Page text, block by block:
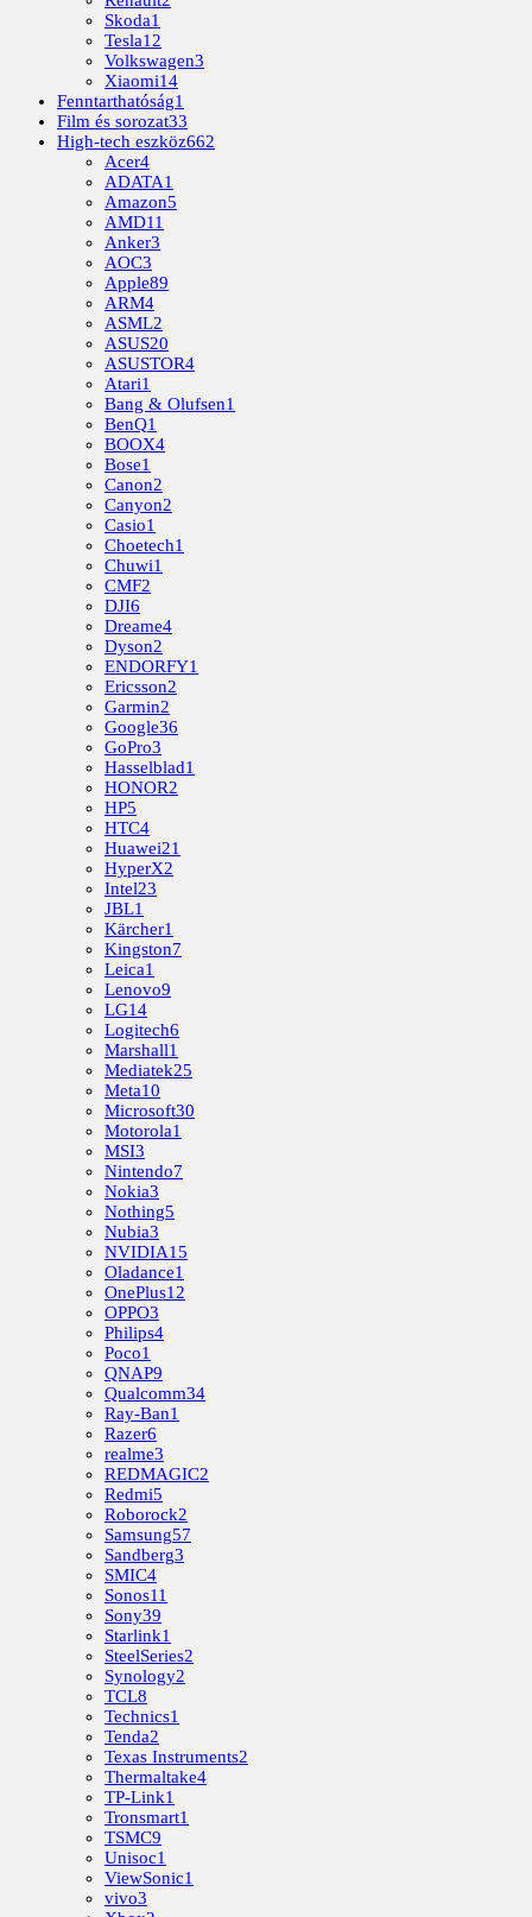
Skoda1
Tesla12
Volkswagen3
Xiaomi14
Fenntarthatóság1
Film és sorozat33
High-tech eszköz662
Acer4
ADATA1
Amazon5
AMD11
Anker3
AOC3
Apple89
ARM4
ASML2
ASUS20
ASUSTOR4
Atari1
Bang & Olufsen1
BenQ1
BOOX4
Bose1
Canon2
Canyon2
Casio1
Choetech1
Chuwi1
CMF2
DJI6
Dreame4
Dyson2
ENDORFY1
Ericsson2
Garmin2
Google36
GoPro3
Hasselblad1
HONOR2
HP5
HTC4
Huawei21
HyperX2
Intel23
JBL1
Kärcher1
Kingston7
Leica1
Lenovo9
LG14
Logitech6
Marshall1
Mediatek25
Meta10
Microsoft30
Motorola1
MSI3
Nintendo7
Nokia3
Nothing5
Nubia3
NVIDIA15
Oladance1
OnePlus12
OPPO3
Philips4
Poco1
QNAP9
Qualcomm34
Ray-Ban1
Razer6
realme3
REDMAGIC2
Redmi5
Roborock2
Samsung57
Sandberg3
SMIC4
Sonos11
Sony39
Starlink1
SteelSeries2
Synology2
TCL8
Technics1
Tenda2
Texas Instruments2
Thermaltake4
TP-Link1
Tronsmart1
TSMC9
Unisoc1
ViewSonic1
vivo3